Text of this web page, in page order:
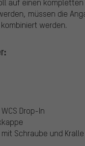
auf einen
müssen die
werden.
Drop-In
Schraube und Kralle